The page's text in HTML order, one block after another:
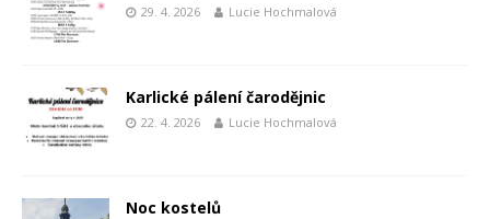
29. 4. 2026 Lucie Hochmalová
Karlické pálení čarodějnic
22. 4. 2026 Lucie Hochmalová
Noc kostelů